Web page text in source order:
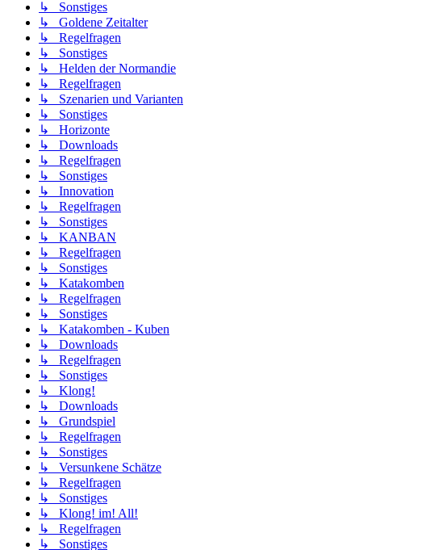
↳ Sonstiges
↳ Goldene Zeitalter
↳ Regelfragen
↳ Sonstiges
↳ Helden der Normandie
↳ Regelfragen
↳ Szenarien und Varianten
↳ Sonstiges
↳ Horizonte
↳ Downloads
↳ Regelfragen
↳ Sonstiges
↳ Innovation
↳ Regelfragen
↳ Sonstiges
↳ KANBAN
↳ Regelfragen
↳ Sonstiges
↳ Katakomben
↳ Regelfragen
↳ Sonstiges
↳ Katakomben - Kuben
↳ Downloads
↳ Regelfragen
↳ Sonstiges
↳ Klong!
↳ Downloads
↳ Grundspiel
↳ Regelfragen
↳ Sonstiges
↳ Versunkene Schätze
↳ Regelfragen
↳ Sonstiges
↳ Klong! im! All!
↳ Regelfragen
↳ Sonstiges